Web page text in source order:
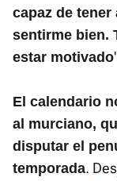
capaz de
sentirme bien.
estar motivado
El calendario
al murciano,
disputar el
temporada.